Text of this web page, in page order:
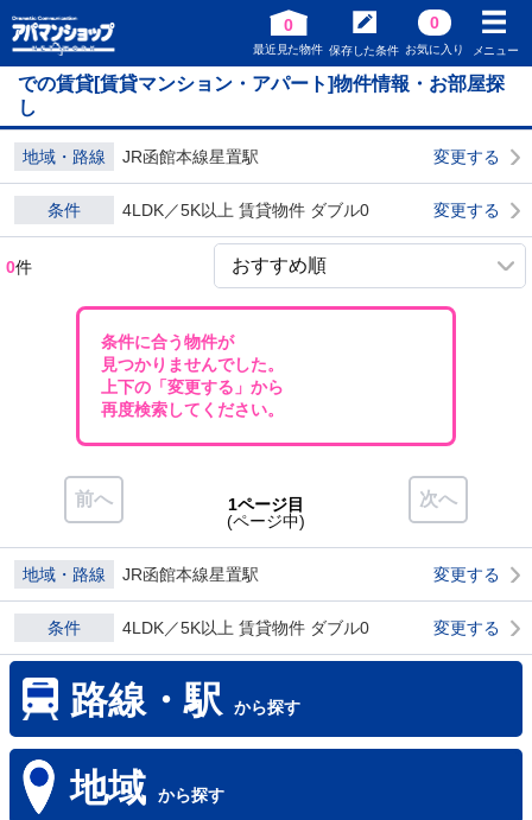
0
最近見た物件 保存した条件
0
お気に入り メニュー
での賃貸[賃貸マンション・アパート]物件情報・お部屋探
し
地域・路線 JR函館本線星置駅 変更する
条件 4LDK／5K以上 賃貸物件 ダブル0 変更する
0件
条件に合う物件が
見つかりませんでした。
上下の「変更する」から
再度検索してください。
前へ 次へ
1ページ目
(ページ中)
地域・路線 JR函館本線星置駅 変更する
条件 4LDK／5K以上 賃貸物件 ダブル0 変更する
路線・駅 から探す
地域 から探す